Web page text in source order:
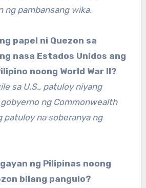
ng pambansang wika.
papel ni Quezon sa
nasa Estados Unidos ang
noong World War II?
sa U.S., patuloy niyang
ng Commonwealth
patuloy na soberanya ng
ng Pilipinas noong
bilang pangulo?